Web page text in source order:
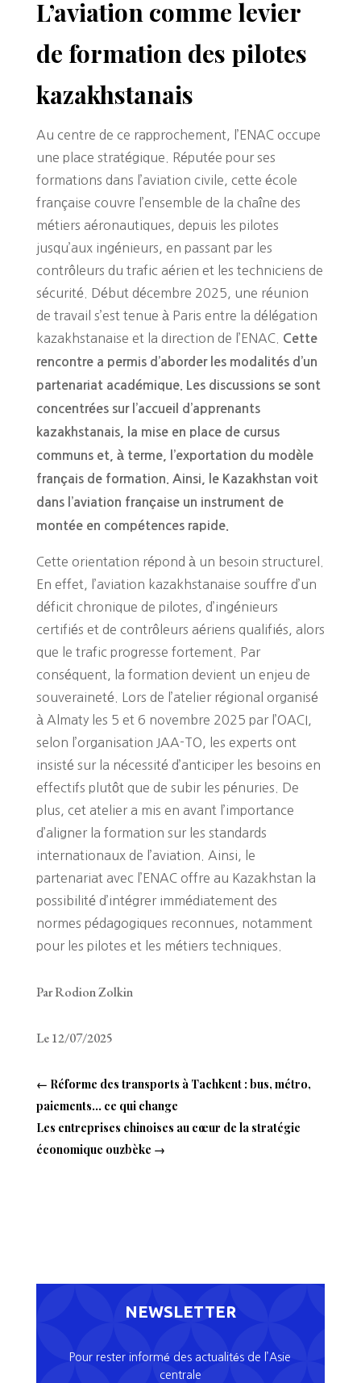
L’aviation comme levier
de formation des pilotes
kazakhstanais
Au centre de ce rapprochement, l’ENAC occupe
une place stratégique. Réputée pour ses
formations dans l’aviation civile, cette école
française couvre l’ensemble de la chaîne des
métiers aéronautiques, depuis les pilotes
jusqu’aux ingénieurs, en passant par les
contrôleurs du trafic aérien et les techniciens de
sécurité. Début décembre 2025, une réunion
de travail s’est tenue à Paris entre la délégation
kazakhstanaise et la direction de l’ENAC.
Cette
rencontre a permis d’aborder les modalités d’un
partenariat académique. Les discussions se sont
concentrées sur l’accueil d’apprenants
kazakhstanais, la mise en place de cursus
communs et, à terme, l’exportation du modèle
français de formation. Ainsi, le Kazakhstan voit
dans l’aviation française un instrument de
montée en compétences rapide.
Cette orientation répond à un besoin structurel.
En effet, l’aviation kazakhstanaise souffre d’un
déficit chronique de pilotes, d’ingénieurs
certifiés et de contrôleurs aériens qualifiés, alors
que le trafic progresse fortement. Par
conséquent, la formation devient un enjeu de
souveraineté. Lors de l’atelier régional organisé
à Almaty les 5 et 6 novembre 2025 par l’OACI,
selon l’organisation JAA-TO, les experts ont
insisté sur la nécessité d’anticiper les besoins en
effectifs plutôt que de subir les pénuries. De
plus, cet atelier a mis en avant l’importance
d’aligner la formation sur les standards
internationaux de l’aviation. Ainsi, le
partenariat avec l’ENAC offre au Kazakhstan la
possibilité d’intégrer immédiatement des
normes pédagogiques reconnues, notamment
pour les pilotes et les métiers techniques.
Par Rodion Zolkin
Le 12/07/2025
← Réforme des transports à Tachkent : bus, métro,
paiements… ce qui change
Les entreprises chinoises au cœur de la stratégie
économique ouzbèke →
NEWSLETTER
Pour rester informé des actualités de l’Asie
centrale